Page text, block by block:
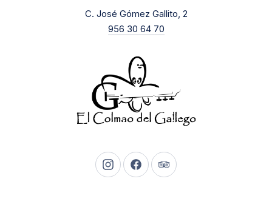
C. José Gómez Gallito, 2New Window
956 30 64 70
New Window
New WindowNew Window